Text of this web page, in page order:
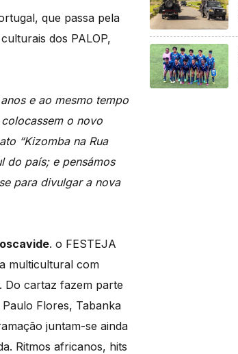
que passa pela
dos PALOP,
e ao mesmo tempo
o novo
“Kizomba na Rua
do país; e pensámos
para divulgar a nova
. o FESTEJA
multicultural com
Do cartaz fazem parte
Flores, Tabanka
juntam-se ainda
Ritmos africanos, hits